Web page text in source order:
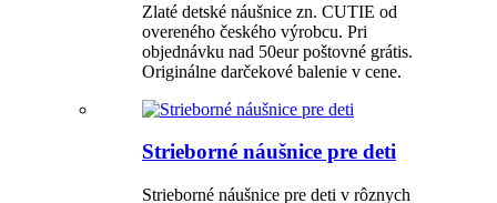
Zlaté detské náušnice zn. CUTIE od
overeného českého výrobcu. Pri
objednávku nad 50eur poštovné grátis.
Originálne darčekové balenie v cene.
Strieborné náušnice pre deti
Strieborné náušnice pre deti v rôznych